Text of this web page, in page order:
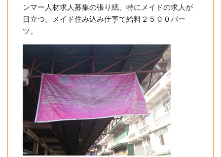
ンマー人材求人募集の張り紙、特にメイドの求人が
目立つ。メイド住み込み仕事で給料２５００バー
ツ。